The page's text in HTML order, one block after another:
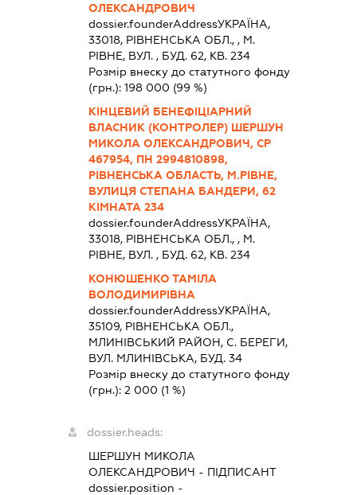
ОЛЕКСАНДРОВИЧ
dossier.founderAddressУКРАЇНА,
33018, РIВНЕНСЬКА ОБЛ., , М.
РІВНЕ, ВУЛ. , БУД. 62, КВ. 234
Розмір внеску до статутного фонду
(грн.): 198 000 (99 %)
КІНЦЕВИЙ БЕНЕФІЦІАРНИЙ
ВЛАСНИК (КОНТРОЛЕР) ШЕРШУН
МИКОЛА ОЛЕКСАНДРОВИЧ, СР
467954, ПН 2994810898,
РІВНЕНСЬКА ОБЛАСТЬ, М.РІВНЕ,
ВУЛИЦЯ СТЕПАНА БАНДЕРИ, 62
КІМНАТА 234
dossier.founderAddressУКРАЇНА,
33018, РIВНЕНСЬКА ОБЛ., , М.
РІВНЕ, ВУЛ. , БУД. 62, КВ. 234
КОНЮШЕНКО ТАМІЛА
ВОЛОДИМИРІВНА
dossier.founderAddressУКРАЇНА,
35109, РIВНЕНСЬКА ОБЛ.,
МЛИНIВСЬКИЙ РАЙОН, С. БЕРЕГИ,
ВУЛ. МЛИНІВСЬКА, БУД. 34
Розмір внеску до статутного фонду
(грн.): 2 000 (1 %)
dossier.heads:
ШЕРШУН МИКОЛА
ОЛЕКСАНДРОВИЧ - ПІДПИСАНТ
dossier.position -